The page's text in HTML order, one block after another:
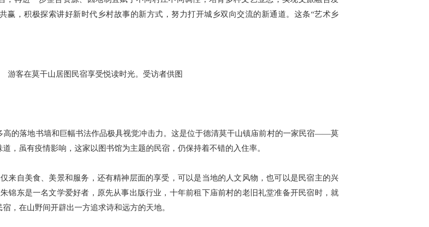
赢，积极探索讲好新时代乡村故事的新方式，努力打开城乡双向交流的新通道。这条“艺术乡
游客在莫干山居图民宿享受悦读时光。受访者供图
的落地书墙和巨幅书法作品极具视觉冲击力。这是位于德清莫干山镇庙前村的一家民宿——莫
，虽有疫情影响，这家以图书馆为主题的民宿，仍保持着不错的入住率。
自美食、美景和服务，还有精神层面的享受，可以是当地的人文风物，也可以是民宿主的兴
锦东是一名文学爱好者，原先从事出版行业，十年前租下庙前村的老旧礼堂准备开民宿时，就
，在山野间开辟出一方追求诗和远方的天地。